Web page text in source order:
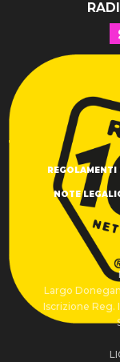
REGOLAMENTI
NOTE LEGALI
Largo
Iscrizione Reg.